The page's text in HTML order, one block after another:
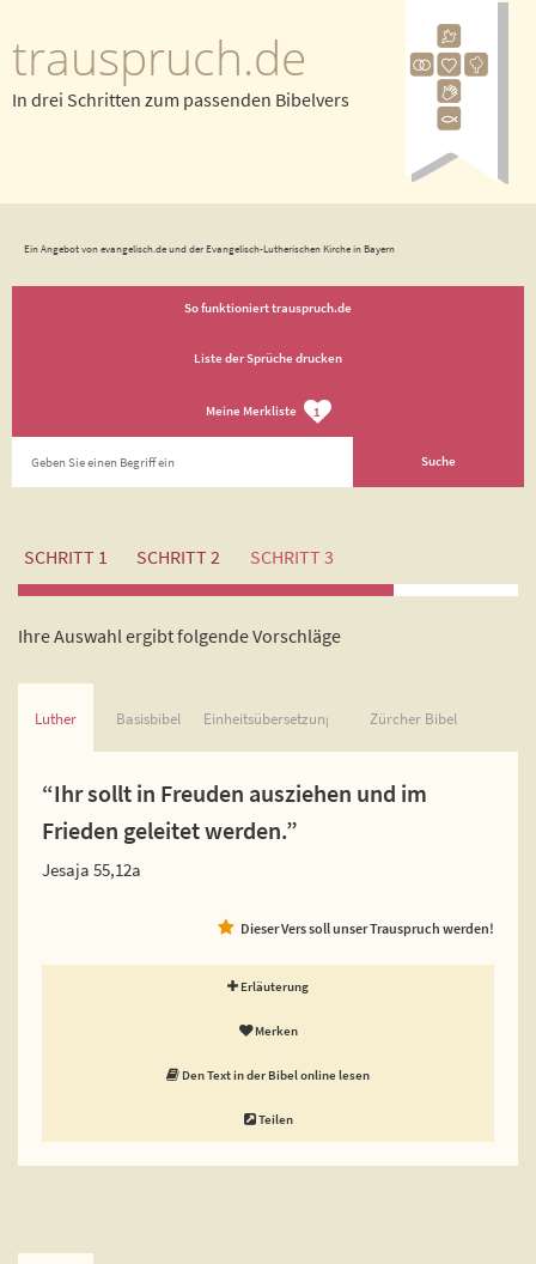
trauspruch.de
In drei Schritten zum passenden Bibelvers
Ein Angebot von evangelisch.de und der Evangelisch-Lutherischen Kirche in Bayern
So funktioniert trauspruch.de
Liste der Sprüche drucken
Meine Merkliste 1
SCHRITT 1 SCHRITT 2 SCHRITT 3
Ihre Auswahl ergibt folgende Vorschläge
Luther Basisbibel Einheitsübersetzung Zürcher Bibel
“Ihr sollt in Freuden ausziehen und im
Frieden geleitet werden.”
Jesaja 55,12a
Dieser Vers soll unser Trauspruch werden!
Erläuterung
Merken
Den Text in der Bibel online lesen
Teilen